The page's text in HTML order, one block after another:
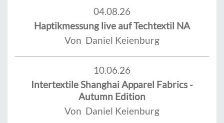
04.08.26
Haptikmessung live auf Techtextil NA
Von Daniel Keienburg
10.06.26
Intertextile Shanghai Apparel Fabrics -
Autumn Edition
Von Daniel Keienburg